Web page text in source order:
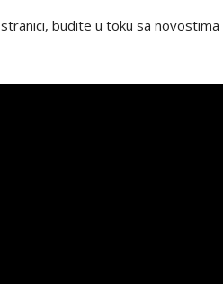
stranici, budite u toku sa